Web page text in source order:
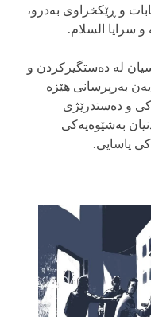
و ڕێکخراوی بەدرو،
سرایا السلام.
لە دەستگیرکردن و
بەرپرسانی هێزە
و دەستدرێژی
بەشێوەیەکی
یاسایی.